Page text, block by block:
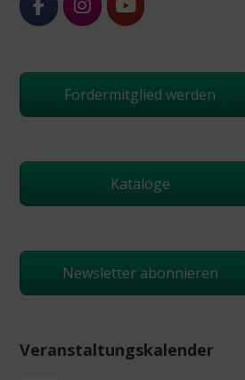
Fördermitglied werden
Kataloge
Newsletter abonnieren
Veranstaltungskalender